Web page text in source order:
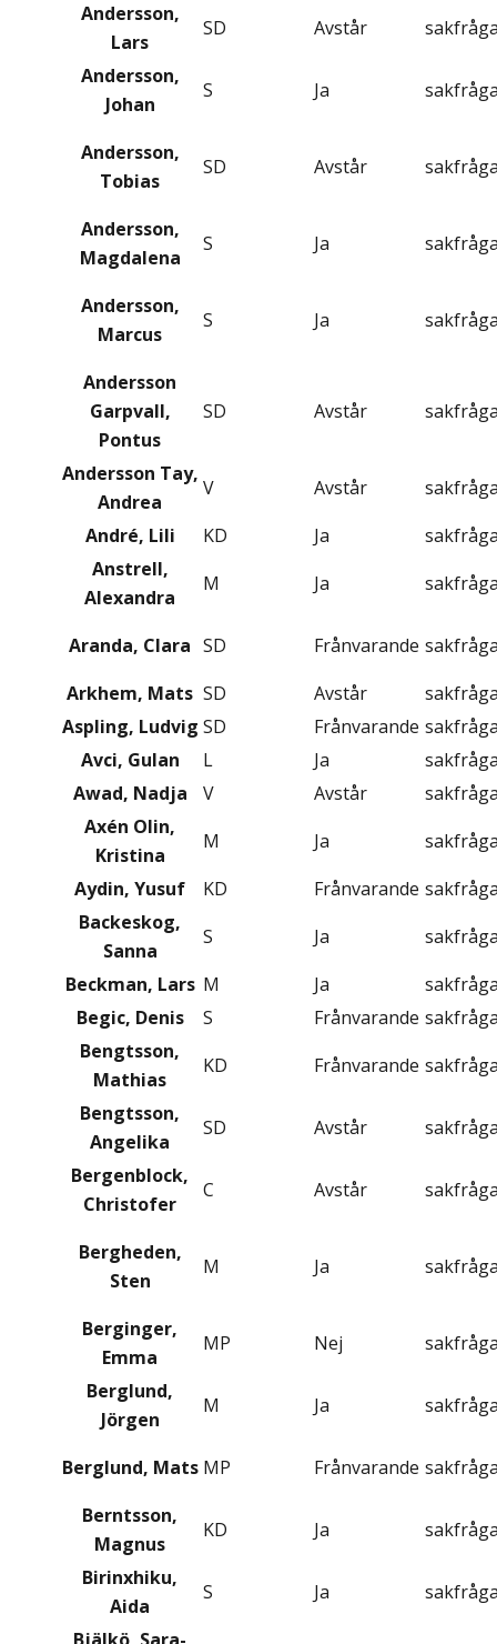
Andersson,
Lars
SD Avstår
Andersson,
Johan
S Ja
Andersson,
Tobias
SD Avstår
Andersson,
Magdalena
S Ja
Andersson,
Marcus
S Ja
Andersson
Garpvall,
Pontus
SD Avstår
Andersson Tay,
Andrea
V Avstår
André, Lili
KD Ja
Anstrell,
Alexandra
M Ja
Aranda, Clara SD Frånvarande
Arkhem, Mats SD Avstår
Aspling, Ludvig SD Frånvarande
Avci, Gulan
L Ja
Awad, Nadja
V Avstår
Axén Olin,
Kristina
M Ja
Aydin, Yusuf
KD Frånvarande
Backeskog,
Sanna
S Ja
Beckman, Lars M Ja
Begic, Denis
S Frånvarande
Bengtsson,
Mathias
KD Frånvarande
Bengtsson,
Angelika
SD Avstår
Bergenblock,
Christofer
C Avstår
Bergheden,
Sten
M Ja
Berginger,
Emma
MP Nej
Berglund,
Jörgen
M Ja
Berglund, Mats MP Frånvarande
Berntsson,
Magnus
KD Ja
Birinxhiku,
Aida
S Ja